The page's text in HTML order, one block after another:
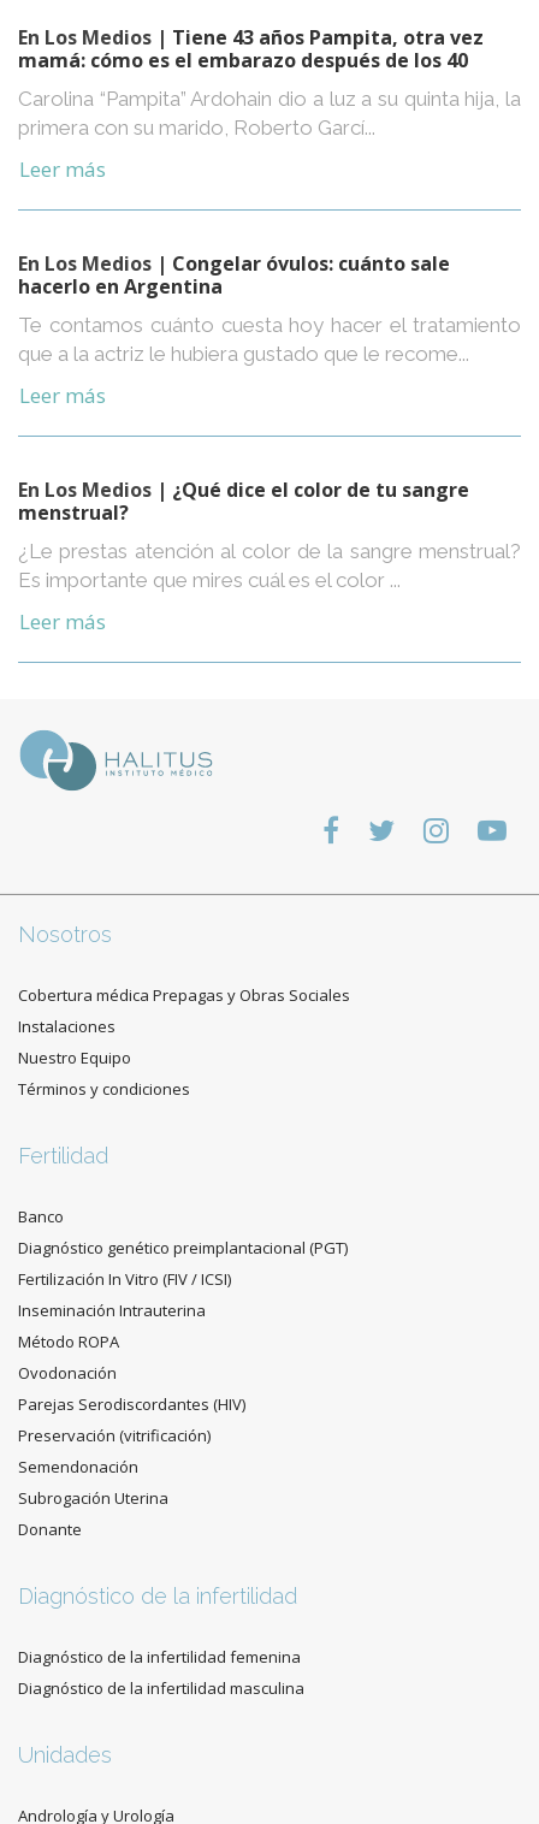
En Los Medios | Tiene 43 años Pampita, otra vez
mamá: cómo es el embarazo después de los 40
Carolina “Pampita” Ardohain dio a luz a su quinta hija, la
primera con su marido, Roberto Garcí...
Leer más
En Los Medios | Congelar óvulos: cuánto sale
hacerlo en Argentina
Te contamos cuánto cuesta hoy hacer el tratamiento
que a la actriz le hubiera gustado que le recome...
Leer más
En Los Medios | ¿Qué dice el color de tu sangre
menstrual?
¿Le prestas atención al color de la sangre menstrual?
Es importante que mires cuál es el color ...
Leer más
Nosotros
Cobertura médica Prepagas y Obras Sociales
Instalaciones
Nuestro Equipo
Términos y condiciones
Fertilidad
Banco
Diagnóstico genético preimplantacional (PGT)
Fertilización In Vitro (FIV / ICSI)
Inseminación Intrauterina
Método ROPA
Ovodonación
Parejas Serodiscordantes (HIV)
Preservación (vitrificación)
Semendonación
Subrogación Uterina
Donante
Diagnóstico de la infertilidad
Diagnóstico de la infertilidad femenina
Diagnóstico de la infertilidad masculina
Unidades
Andrología y Urología